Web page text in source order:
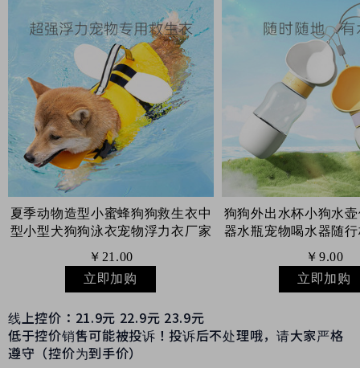
夏季动物造型小蜜蜂狗狗救生衣中
型小型犬狗狗泳衣宠物浮力衣厂家
￥21.00
立即加购
狗狗外出水杯小狗水
器水瓶宠物喝水器随
￥9.00
立即加购
线上控价： 21.9元 22.9元 23.9元
低于控价销售可能被投诉！投诉后不处理哦，请大家严格
遵守（控价为到手价）